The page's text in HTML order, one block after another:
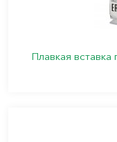
Плавкая